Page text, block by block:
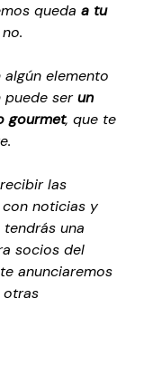
queda a tu
elemento
puede serun
gourmet, que te
las
noticias y
una
socios del
anunciaremos
otras